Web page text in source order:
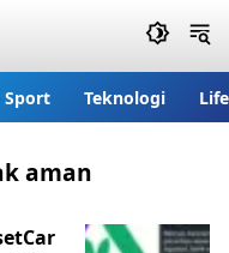
Sport Teknologi
aman